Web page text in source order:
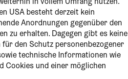
in vollem Umfang nutzen.
USA besteht derzeit kein
Anordnungen gegenüber den
zu erhalten. Dagegen gibt es keine
den Schutz personenbezogener
technische Informationen wie
Cookies und einer möglichen